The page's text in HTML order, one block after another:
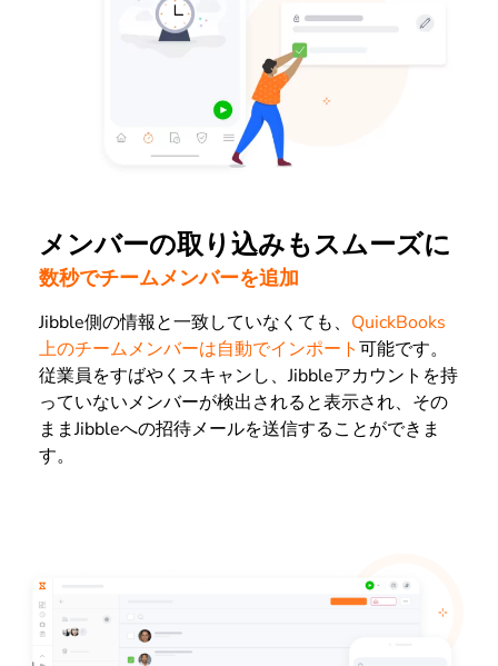
メンバーの取り込みもスムーズに
数秒でチームメンバーを追加
Jibble側の情報と一致していなくても、 QuickBooks
上のチームメンバーは自動でインポート可能です。
従業員をすばやくスキャンし、Jibbleアカウントを持
っていないメンバーが検出されると表示され、その
ままJibbleへの招待メールを送信することができま
す。